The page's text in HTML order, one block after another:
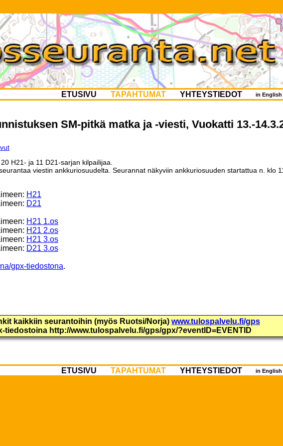
ETUSIVU TAPAHTUMAT YHTEYSTIEDOT in English
SM-pitkä matka ja -viesti, Vuokatti 13.-
H21- ja 11 D21-sarjan kilpailijaa.
viestin ankkuriosuudelta. Seurannat näkyviin ankkuriosuuden startattua n. klo
H21
D21
H21 1.os
H21 2.os
H21 3.os
D21 3.os
gpx-tiedostona.
kaikkiin seurantoihin (myös Ruotsi/Norja) www.tulospalvelu.fi/gps
tiedostoina http://www.tulospalvelu.fi/gps/gpx/?eventID=EVENTID
ETUSIVU TAPAHTUMAT YHTEYSTIEDOT in English